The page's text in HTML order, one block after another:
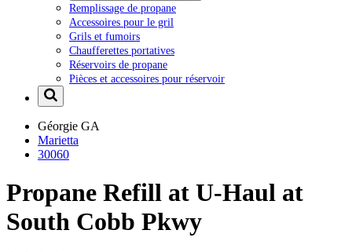
Remplissage de propane
Accessoires pour le gril
Grils et fumoirs
Chaufferettes portatives
Réservoirs de propane
Pièces et accessoires pour réservoir
Géorgie GA
Marietta
30060
Propane Refill at U-Haul at
South Cobb Pkwy